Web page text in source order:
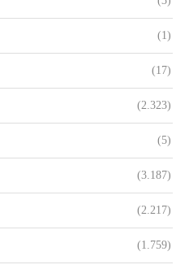
(1)
(17)
(2.323)
(5)
(3.187)
(2.217)
(1.759)